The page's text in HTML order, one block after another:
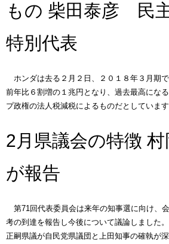
もの 柴田泰彦 民
特別代表
ホンダは去る２月２日、２０１８年３月期
前年比６割増の１兆円となり、過去最高にな
プ政権の法人税減税によるものだとしていま
2月県議会の特徴
が報告
第71回代表委員会は来年の知事選に向け、
考の到達を報告し今後について議論しました
正嗣県議が自民党県議団と上田知事の確執が